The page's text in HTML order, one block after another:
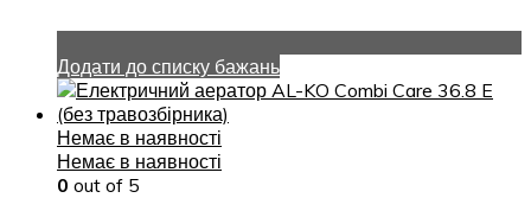
Додати до списку бажань
Немає в наявності
Немає в наявності
0 out of 5